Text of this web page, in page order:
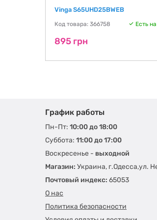
Vinga S65UHD25BWEB
Код товара: 366758 Есть
895 грн
График работы
Пн-Пт: 10:00 до 18:00
Суббота: 11:00 до 17:00
Воскресенье - выходной
Магазин: Украина, г.Одесса,ул.
Почтовый индекс: 65053
О нас
Политика безопасности